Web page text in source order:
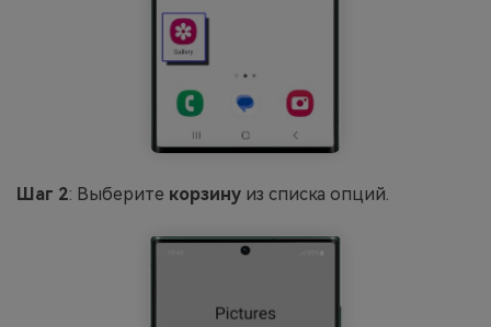
Шаг 2: Выберите корзину из списка опций.